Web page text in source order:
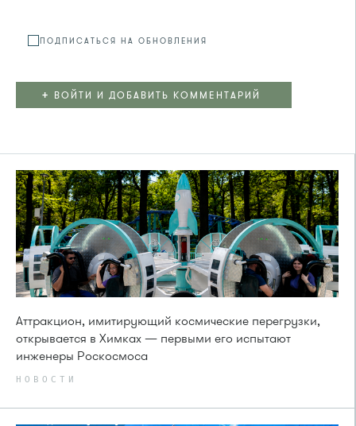
ПОДПИСАТЬСЯ НА ОБНОВЛЕНИЯ
+ ВОЙТИ И ДОБАВИТЬ КОММЕНТАРИЙ
Аттракцион, имитирующий космические перегрузки,
открывается в Химках — первыми его испытают
инженеры Роскосмоса
НОВОСТИ